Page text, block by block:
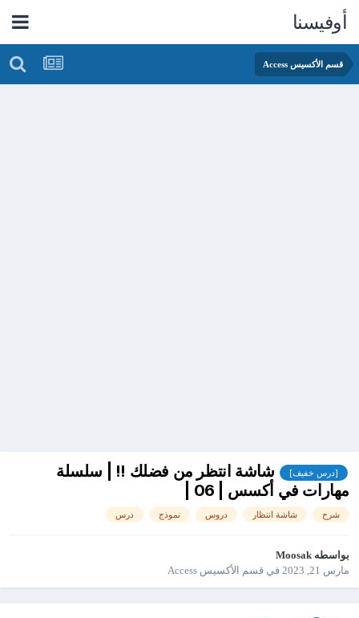
أوفيسنا
قسم الأكسيس Access
[درس خفيف]
شاشة انتظر من فضلك !! | سلسلة
مهارات في أكسس | 06 |
شرح شاشة انتظار دروس نموذج درس
بواسطه Moosak
مارس 21, 2023
في قسم الأكسيس Access